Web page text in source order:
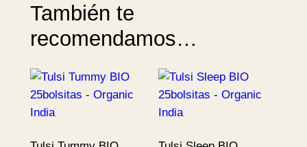
a
También te
recomendamos…